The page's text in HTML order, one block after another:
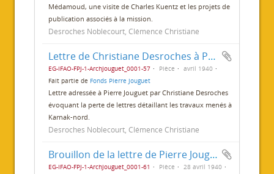
Médamoud, une visite de Charles Kuentz et les projets de
publication associés à la mission.
Desroches Noblecourt, Clémence Christiane
Lettre de Christiane Desroches à Pierre Jouguet
EG-IFAO-FPJ-1-ArchJouguet_0001-57 Pièce
avril 1940
Fait partie de Fonds Pierre Jouguet
Lettre adressée à Pierre Jouguet par Christiane Desroches
évoquant la perte de lettres détaillant les travaux menés à
Karnak-nord.
Desroches Noblecourt, Clémence Christiane
Brouillon de la lettre de Pierre Jouguet à Jean Pozzi
EG-IFAO-FPJ-1-ArchJouguet_0001-61 Pièce
28 avril 1940